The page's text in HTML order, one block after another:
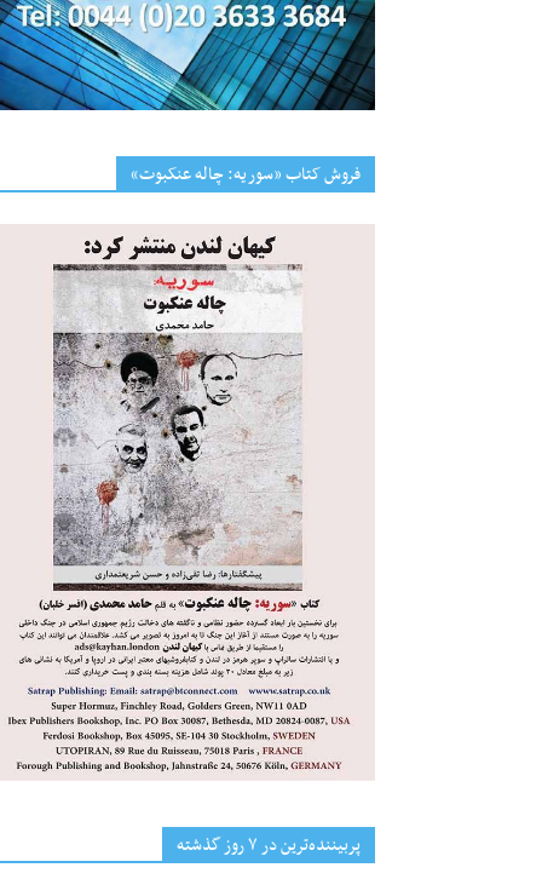
فروش کتاب «سوریه: چاله عنکبوت»
پربیننده‌ترین‌ در ۷ روز گذشته